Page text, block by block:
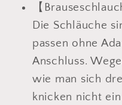
【
Die Schläuche
passen ohne
Anschluss.
wie man sich
knicken nicht